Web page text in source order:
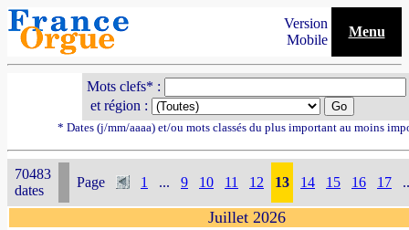
Version
Mobile
Menu
Mots clefs* :
et région :
* Dates (j/mm/aaaa) et/ou mots classés du plus important au moins
70483
dates
Page 1 ... 9 10 11 12 13 14 15 16 17
Juillet 2026